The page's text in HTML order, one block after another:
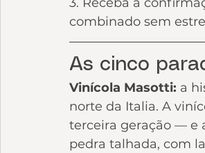
combinado sem
As cinco
Vinícola Masotti: a
norte da Italia. A
terceira geração — e
pedra talhada, com